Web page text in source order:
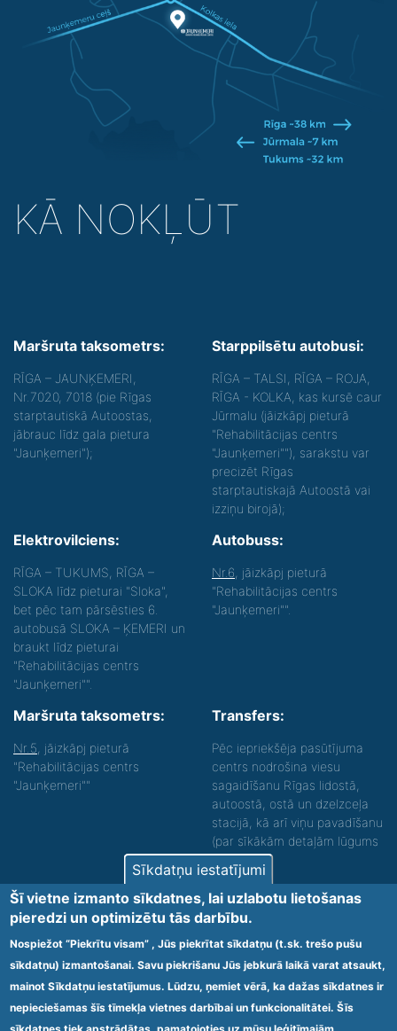
KĀ NOKĻŪT
Maršruta taksometrs:
RĪGA – JAUNĶEMERI,
Nr.7020, 7018 (pie Rīgas
starptautiskā Autoostas,
jābrauc līdz gala pietura
"Jaunķemeri");
Starppilsētu autobusi:
RĪGA – TALSI, RĪGA – ROJA,
RĪGA - KOLKA, kas kursē caur
Jūrmalu (jāizkāpj pieturā
"Rehabilitācijas centrs
"Jaunķemeri""), sarakstu var
precizēt Rīgas
starptautiskajā Autoostā vai
izziņu birojā);
Elektrovilciens:
RĪGA – TUKUMS, RĪGA –
SLOKA līdz pieturai "Sloka",
bet pēc tam pārsēsties 6.
autobusā SLOKA – ĶEMERI un
braukt līdz pieturai
"Rehabilitācijas centrs
"Jaunķemeri"".
Autobuss:
Nr.6 , jāizkāpj pieturā
"Rehabilitācijas centrs
"Jaunķemeri"".
Maršruta taksometrs:
Nr.5 , jāizkāpj pieturā
"Rehabilitācijas centrs
"Jaunķemeri""
Transfers:
Pēc iepriekšēja pasūtījuma
centrs nodrošina viesu
sagaidīšanu Rīgas lidostā,
autoostā, ostā un dzelzceļa
stacijā, kā arī viņu pavadīšanu
(par sīkākām detaļām lūgums
zvanīt).
Nodrošinām vides piekļūstamību personām ar
funkcionāliem traucējumiem! SIA „Sanare-KRC
Jaunķemeri”, Kolkas ielā 20, Jūrmalā ir nodrošināta vides
piekļūstamība personām ar funkcionāliem traucējumiem,
tādejādi nodrošinot atbilstību Ministru kabineta
2009.gada 20.janvāra noteikumos Nr.60 „Noteikumi par
obligātajām prasībām ārstniecības iestādēm un to
struktūrvienībām” minētajām prasībām.
Sīkdatņu iestatījumi
Šī vietne izmanto sīkdatnes, lai uzlabotu lietošanas
pieredzi un optimizētu tās darbību.
Nospiežot “Piekrītu visam” , Jūs piekrītat sīkdatņu (t.sk. trešo pušu
sīkdatņu) izmantošanai. Savu piekrišanu Jūs jebkurā laikā varat atsaukt,
mainot Sīkdatņu iestatījumus. Lūdzu, ņemiet vērā, ka dažas sīkdatnes ir
nepieciešamas šīs tīmekļa vietnes darbībai un funkcionalitātei. Šīs